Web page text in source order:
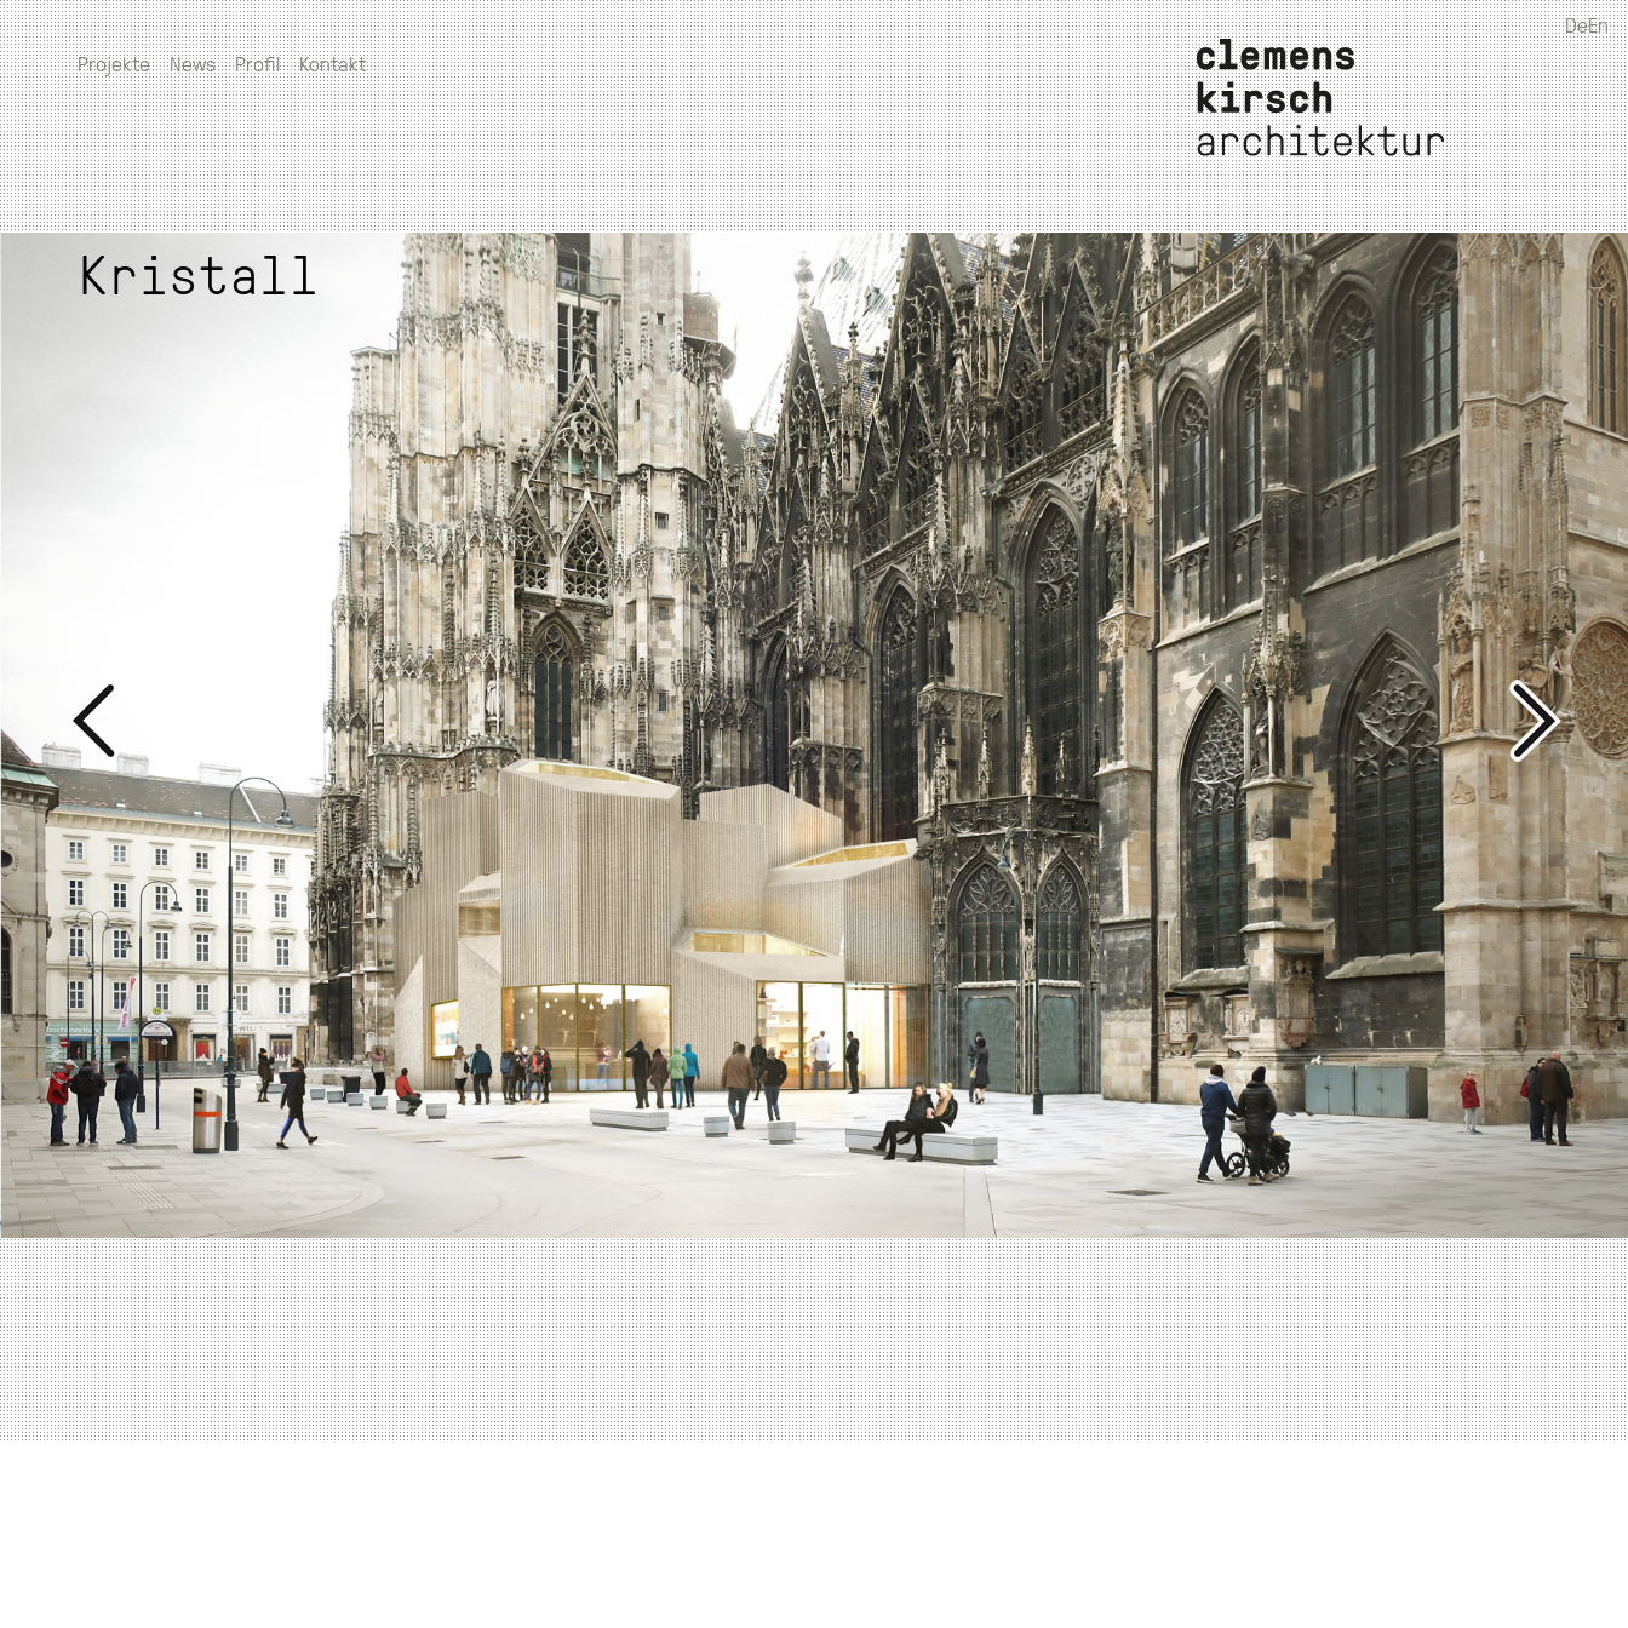
DeEn
Projekte
News Profil Kontakt
Kristall